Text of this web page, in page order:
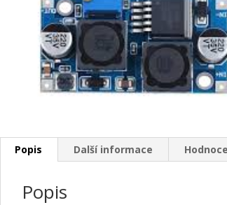
Popis Další informace
Popis